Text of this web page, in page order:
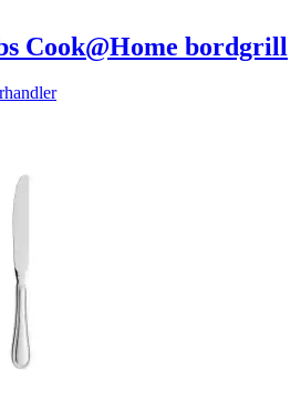
Cook@Home bordgrill